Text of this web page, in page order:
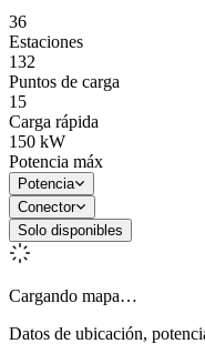
36
Estaciones
132
Puntos de carga
15
Carga rápida
150 kW
Potencia máx
Potencia
Conector
Solo disponibles
Cargando mapa…
Datos de ubicación,